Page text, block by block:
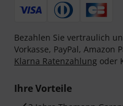
Bezahlen Sie vertraulich
Vorkasse, PayPal, Amazon
Klarna Ratenzahlung oder
Ihre Vorteile